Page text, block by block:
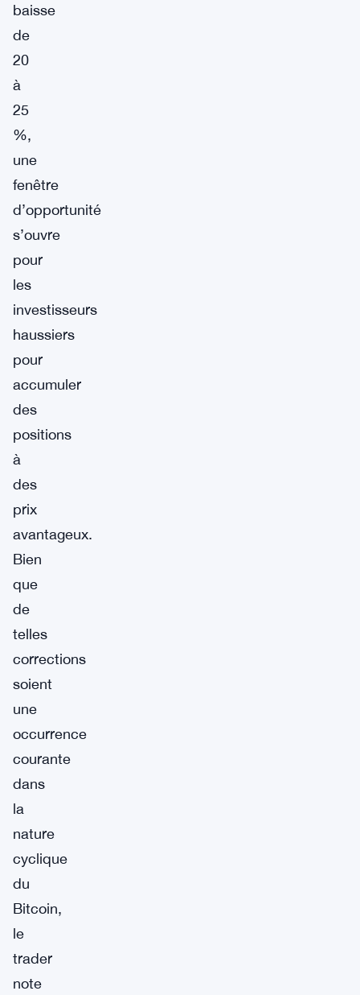
baisse
de
20
à
25
%,
une
fenêtre
d’opportunité
s’ouvre
pour
les
investisseurs
haussiers
pour
accumuler
des
positions
à
des
prix
avantageux.
Bien
que
de
telles
corrections
soient
une
occurrence
courante
dans
la
nature
cyclique
du
Bitcoin,
le
trader
note